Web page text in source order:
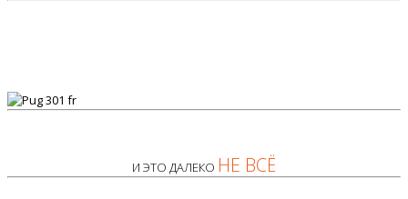
И ЭТО ДАЛЕКО НЕ ВСЁ